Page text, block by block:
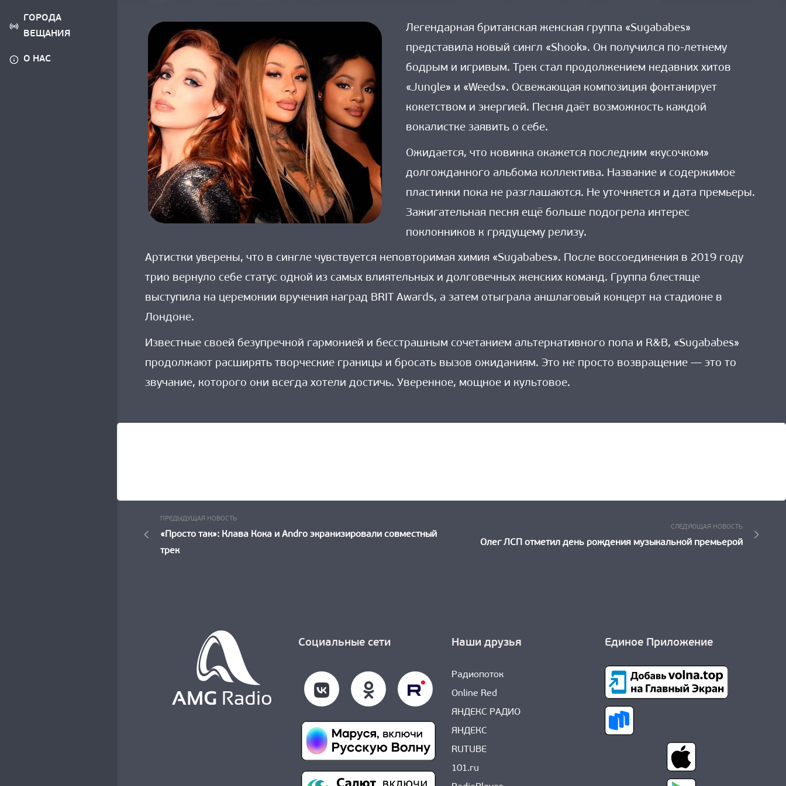
ГОРОДА
ВЕЩАНИЯ
О НАС
Легендарная британская женская группа «Sugababes»
представила новый сингл «Shook». Он получился по-летнему
бодрым и игривым. Трек стал продолжением недавних хитов
«Jungle» и «Weeds». Освежающая композиция фонтанирует
кокетством и энергией. Песня даёт возможность каждой
вокалистке заявить о себе.
Ожидается, что новинка окажется последним «кусочком»
долгожданного альбома коллектива. Название и содержимое
пластинки пока не разглашаются. Не уточняется и дата премьеры.
Зажигательная песня ещё больше подогрела интерес
поклонников к грядущему релизу.
Артистки уверены, что в сингле чувствуется неповторимая химия «Sugababes». После воссоединения в 2019 году
трио вернуло себе статус одной из самых влиятельных и долговечных женских команд. Группа блестяще
выступила на церемонии вручения наград BRIT Awards, а затем отыграла аншлаговый концерт на стадионе в
Лондоне.
Известные своей безупречной гармонией и бесстрашным сочетанием альтернативного попа и R&B, «Sugababes»
продолжают расширять творческие границы и бросать вызов ожиданиям. Это не просто возвращение — это то
звучание, которого они всегда хотели достичь. Уверенное, мощное и культовое.
Навигация
по
ПРЕДЫДУЩАЯ НОВОСТЬПредыдущая
Новость:
«Просто так»: Клава Кока и Andro экранизировали совместный
трек
СЛЕДУЮЩАЯ НОВОСТЬ
Новость:
Олег ЛСП отметил день рождения музыкальной премьерой
Социальные сети Наши друзья
Радиопоток
Online Red
ЯНДЕКС РАДИО
ЯНДЕКС
RUTUBE
101.ru
Единое Приложение